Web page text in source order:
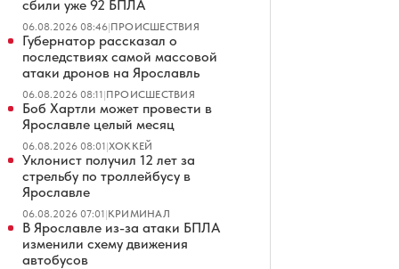
сбили уже 92 БПЛА
06.08.2026 08:46|ПРОИСШЕСТВИЯ
Губернатор рассказал о
последствиях самой массовой
атаки дронов на Ярославль
06.08.2026 08:11|ПРОИСШЕСТВИЯ
Боб Хартли может провести в
Ярославле целый месяц
06.08.2026 08:01|ХОККЕЙ
Уклонист получил 12 лет за
стрельбу по троллейбусу в
Ярославле
06.08.2026 07:01|КРИМИНАЛ
В Ярославле из-за атаки БПЛА
изменили схему движения
автобусов